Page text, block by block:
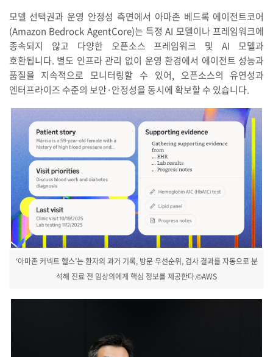
모델 선택권과 운영 안정성 측면에서 아마존 베드록 에이전트코어
(Amazon Bedrock AgentCore)는 특정 AI 모델이나 프레임워크에
종속되지 않고 다양한 오픈소스 프레임워크 및 AI 모델과
호환됩니다. 별도 인프라 관리 없이 운영 환경에서 에이전트 성능과
품질을 지속적으로 모니터링할 수 있어, 오픈소스의 유연성과
엔터프라이즈 수준의 보안·안정성을 동시에 확보할 수 있습니다.
‘아마존 커넥트 헬스’는 환자의 과거 기록, 방문 우선순위, 검사 결과를 자동으로 분
석해 진료 전 임상의에게 핵심 정보를 제공한다.©AWS